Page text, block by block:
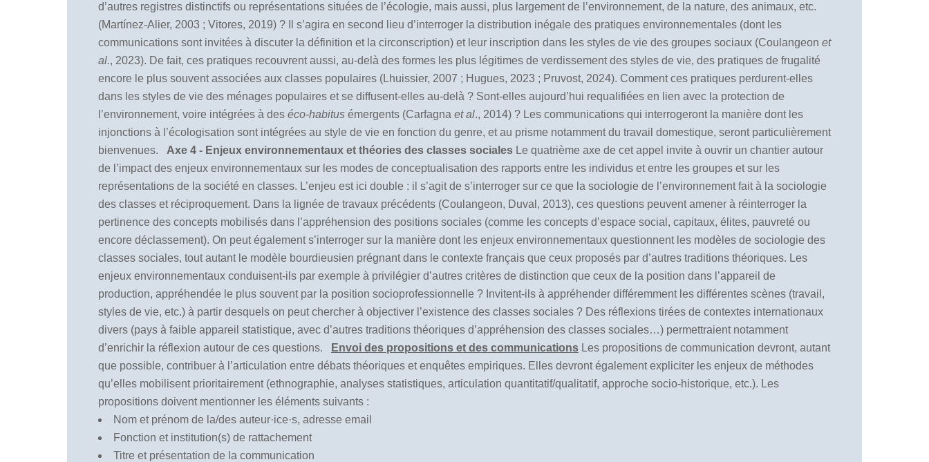
d’autres registres distinctifs ou représentations situées de l’écologie, mais aussi, plus largement de l’environnement, de la nature, des animaux, etc.
(Martínez-Alier, 2003 ; Vitores, 2019) ? Il s’agira en second lieu d’interroger la distribution inégale des pratiques environnementales (dont les
communications sont invitées à discuter la définition et la circonscription) et leur inscription dans les styles de vie des groupes sociaux (Coulangeon et
al., 2023). De fait, ces pratiques recouvrent aussi, au-delà des formes les plus légitimes de verdissement des styles de vie, des pratiques de frugalité
encore le plus souvent associées aux classes populaires (Lhuissier, 2007 ; Hugues, 2023 ; Pruvost, 2024). Comment ces pratiques perdurent-elles
dans les styles de vie des ménages populaires et se diffusent-elles au-delà ? Sont-elles aujourd’hui requalifiées en lien avec la protection de
l’environnement, voire intégrées à des éco-habitus émergents (Carfagna et al., 2014) ? Les communications qui interrogeront la manière dont les
injonctions à l’écologisation sont intégrées au style de vie en fonction du genre, et au prisme notamment du travail domestique, seront particulièrement
bienvenues. Axe 4 - Enjeux environnementaux et théories des classes sociales Le quatrième axe de cet appel invite à ouvrir un chantier autour
de l’impact des enjeux environnementaux sur les modes de conceptualisation des rapports entre les individus et entre les groupes et sur les
représentations de la société en classes. L’enjeu est ici double : il s’agit de s’interroger sur ce que la sociologie de l’environnement fait à la sociologie
des classes et réciproquement. Dans la lignée de travaux précédents (Coulangeon, Duval, 2013), ces questions peuvent amener à réinterroger la
pertinence des concepts mobilisés dans l’appréhension des positions sociales (comme les concepts d’espace social, capitaux, élites, pauvreté ou
encore déclassement). On peut également s’interroger sur la manière dont les enjeux environnementaux questionnent les modèles de sociologie des
classes sociales, tout autant le modèle bourdieusien prégnant dans le contexte français que ceux proposés par d’autres traditions théoriques. Les
enjeux environnementaux conduisent-ils par exemple à privilégier d’autres critères de distinction que ceux de la position dans l’appareil de
production, appréhendée le plus souvent par la position socioprofessionnelle ? Invitent-ils à appréhender différemment les différentes scènes (travail,
styles de vie, etc.) à partir desquels on peut chercher à objectiver l’existence des classes sociales ? Des réflexions tirées de contextes internationaux
divers (pays à faible appareil statistique, avec d’autres traditions théoriques d’appréhension des classes sociales…) permettraient notamment
d’enrichir la réflexion autour de ces questions.
Envoi des propositions et des communications Les propositions de communication devront, autant
que possible, contribuer à l’articulation entre débats théoriques et enquêtes empiriques. Elles devront également expliciter les enjeux de méthodes
qu’elles mobilisent prioritairement (ethnographie, analyses statistiques, articulation quantitatif/qualitatif, approche socio-historique, etc.). Les
propositions doivent mentionner les éléments suivants :
Nom et prénom de la/des auteur·ice·s, adresse email
Fonction et institution(s) de rattachement
Titre et présentation de la communication